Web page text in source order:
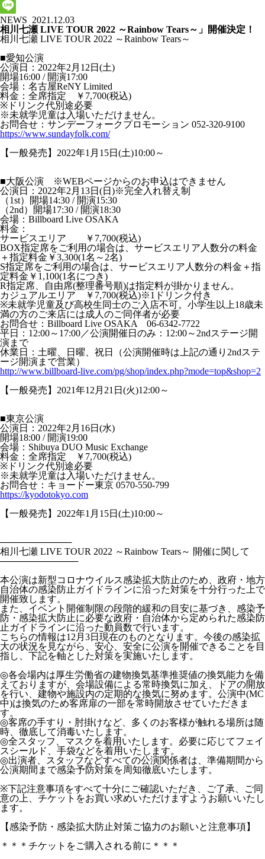
NEWS 2021.12.03
相川七瀬 LIVE TOUR 2022 ～Rainbow Tears～」開催決定！
相川七瀬 LIVE TOUR 2022 ～Rainbow Tears～
■愛知公演
公演日：2022年2月12日(土)
開場16:00 / 開演17:00
会場：名古屋ReNY Limited
料金：全席指定 ￥7,700(税込)
※ドリンク代別途必要
※未就学児童は入場いただけません。
お問合せ：サンデーフォークプロモーション 052-320-9100
https://www.sundayfolk.com/
【一般発売】2022年1月15日(土)10:00～
■大阪公演
※WEBページからのお申込はできません
公演日：2022年2月13日(日)※完全入れ替え制
（1st）開場14:30 / 開演15:30
（2nd）開場17:30 / 開演18:30
会場：Billboard Live OSAKA
料金：
サービスエリア ￥7,700(税込)
BOX指定席をご利用の場合は、サービスエリア人数分の料金
＋指定料金￥3,300(1名～2名)
S指定席をご利用の場合は、サービスエリア人数分の料金＋指
定料金￥1,100(1名につき)
R指定席、自由席(整理番号順)は指定料が掛かりません。
カジュアルエリア ￥7,700(税込)※1ドリンク付き
※未就学児童及び高校生同士のご入店不可。小学生以上18歳未
満の方のご来店には成人のご同伴者が必要
お問合せ：Billboard Live OSAKA 06-6342-7722
平日：12:00～17:00／公演開催日のみ：12:00～2ndステージ開
演まで
休業日：土曜、日曜、祝日（公演開催時は上記の通り2ndステ
ージ開演まで営業）
http://www.billboard-live.com/pg/shop/index.php?mode=top&shop=2
【一般発売】2021年12月21日(火)12:00～
■東京公演
公演日：2022年2月16日(水)
開場18:00 / 開演19:00
会場：Shibuya DUO Music Exchange
料金：全席指定 ￥7,700(税込)
※ドリンク代別途必要
※未就学児童は入場いただけません。
お問合せ：キョードー東京 0570-550-799
https://kyodotokyo.com
【一般発売】2022年1月15日(土)10:00～
───────────
相川七瀬 LIVE TOUR 2022 ～Rainbow Tears～ 開催に関して
────────────
本公演は新型コロナウイルス感染拡大防止のため、政府・地方
自治体の感染防止ガイドラインに沿った対策を十分行った上で
開催致します。
また、イベント開催制限の段階的緩和の目安に基づき、感染予
防・感染拡大防止に必要な政府・自治体から定められた感染防
止ガイドラインに沿った動員数で行います。
こちらの情報は12月3日現在のものとなります。今後の感染拡
大の状況を見ながら、安心、安全に公演を開催できることを目
指し、下記を軸とした対策を実施いたします。
◎各会場内は厚生労働省の建物換気基準推奨値の換気能力を備
えておりますが、会場設備による常時換気に加え、ドアの開放
を行い、建物や施設内の定期的な換気に努めます。公演中(MC
中)は換気のため客席扉の一部を常時開放させていただきま
す。
◎客席の手すり・肘掛けなど、多くのお客様が触れる場所は随
時、徹底して消毒いたします。
◎全スタッフ、マスクを着用いたします。必要に応じてフェイ
スシールド、手袋などを着用いたします。
◎出演者、スタッフなどすべての公演関係者は、準備期間から
公演期間まで感染予防対策を周知徹底いたします。
※下記注意事項をすべて十分にご確認いただき、ご了承、ご同
意の上、チケットをお買い求めいただけますようお願いいたし
ます。
【感染予防・感染拡大防止対策ご協力のお願いと注意事項】
＊＊＊チケットをご購入される前に＊＊＊